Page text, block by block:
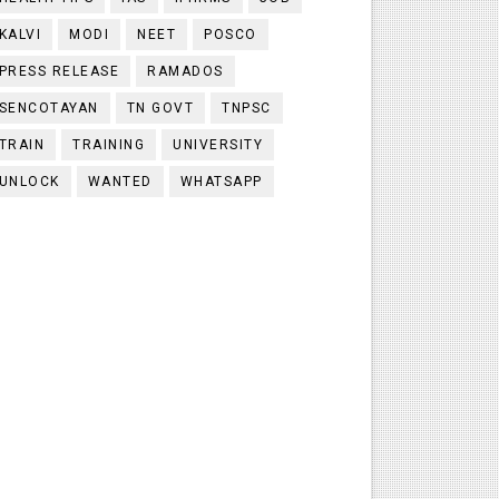
MODI NEET POSCO
RELEASE RAMADOS
TN GOVT TNPSC
TRAINING UNIVERSITY
WANTED WHATSAPP